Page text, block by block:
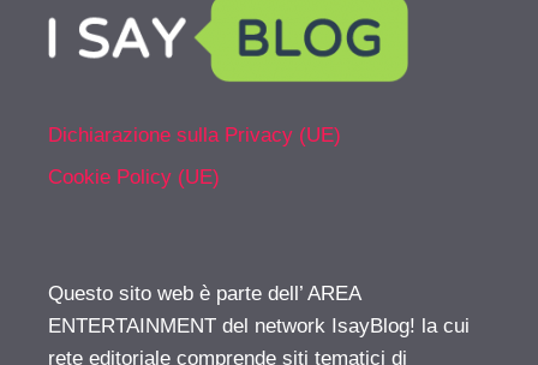
Dichiarazione sulla Privacy (UE)
Cookie Policy (UE)
Questo sito web è parte dell’ AREA
ENTERTAINMENT del network IsayBlog! la cui
rete editoriale comprende siti tematici di